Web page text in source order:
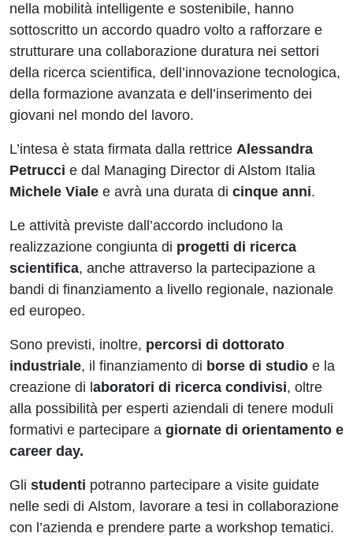
nella mobilità intelligente e sostenibile, hanno
sottoscritto un accordo quadro volto a rafforzare e
strutturare una collaborazione duratura nei settori
della ricerca scientifica, dell’innovazione tecnologica,
della formazione avanzata e dell’inserimento dei
giovani nel mondo del lavoro.
L’intesa è stata firmata dalla rettrice Alessandra
Petrucci e dal Managing Director di Alstom Italia
Michele Viale e avrà una durata di cinque anni.
Le attività previste dall’accordo includono la
realizzazione congiunta di progetti di ricerca
scientifica, anche attraverso la partecipazione a
bandi di finanziamento a livello regionale, nazionale
ed europeo.
Sono previsti, inoltre, percorsi di dottorato
industriale, il finanziamento di borse di studio e la
creazione di l aboratori di ricerca condivisi, oltre
alla possibilità per esperti aziendali di tenere moduli
formativi e partecipare a giornate di orientamento e
career day.
Gli studenti potranno partecipare a visite guidate
nelle sedi di Alstom, lavorare a tesi in collaborazione
con l’azienda e prendere parte a workshop tematici.